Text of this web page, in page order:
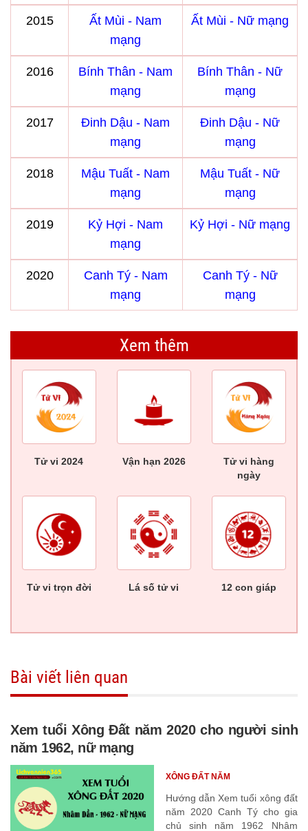
2015
Ất Mùi - Nam
mạng
Ất Mùi - Nữ mạng
2016
Bính Thân - Nam
mạng
Bính Thân - Nữ
mạng
2017
Đinh Dậu - Nam
mạng
Đinh Dậu - Nữ
mạng
2018
Mậu Tuất - Nam
mạng
Mậu Tuất - Nữ
mạng
2019
Kỷ Hợi - Nam
mạng
Kỷ Hợi - Nữ mạng
2020
Canh Tý - Nam
mạng
Canh Tý - Nữ
mạng
Xem thêm
Tử vi 2024 Vận hạn 2026
Tử vi hàng
ngày
Tử vi trọn đời Lá số tử vi 12 con giáp
Bài viết liên quan
Xem tuổi Xông Đất năm 2020 cho người sinh
năm 1962, nữ mạng
Hướng dẫn Xem tuổi xông đất
năm 2020 Canh Tý cho gia
chủ sinh năm 1962 Nhâm
XÔNG ĐẤT NĂM